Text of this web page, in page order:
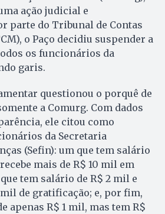
ação judicial e
parte do Tribunal de Contas
o Paço decidiu suspender a
os funcionários da
garis.
questionou o porquê de
a Comurg. Com dados
ele citou como
da Secretaria
(Sefin): um que tem salário
mais de R$ 10 mil em
tem salário de R$ 2 mil e
mil de gratificação; e, por fim,
apenas R$ 1 mil, mas tem R$